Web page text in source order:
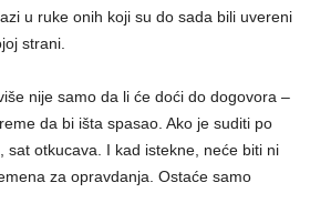
u ruke onih koji su do sada bili uvereni
strani.
nije samo da li će doći do dogovora –
da bi išta spasao. Ako je suditi po
sat otkucava. I kad istekne, neće biti ni
za opravdanja. Ostaće samo